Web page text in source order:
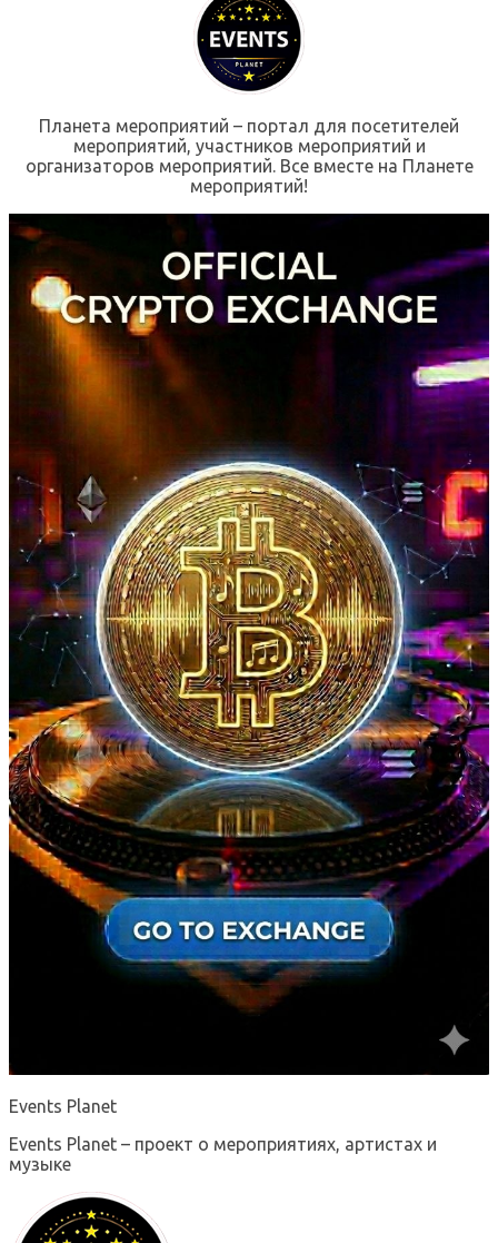
Планета мероприятий – портал для посетителей
мероприятий, участников мероприятий и
организаторов мероприятий. Все вместе на Планете
мероприятий!
Events Planet
Events Planet – проект о мероприятиях, артистах и
музыке